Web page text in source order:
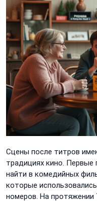
Сцены после титров
традициях кино.
найти в комедийных
которые
номеров. На протяжении